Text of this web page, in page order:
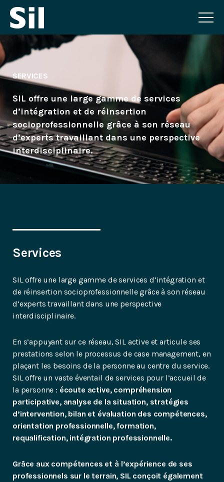
SERVICES
SIL offre une large gamme de services
d’intégration et de réinsertion
socioprofessionnelle grâce à son réseau
d’experts travaillant dans une perspective
interdisciplinaire.
Services
SIL offre une large gamme de services d’intégration et
de réinsertion socioprofessionnelle grâce à son réseau
d’experts travaillant dans une perspective
interdisciplinaire.
En s’appuyant sur ce réseau, SIL active et articule ses
prestations selon le processus de case management, en
plaçant les besoins de la personne au centre du service.
SIL offre un vaste éventail de services pour l’accueil de
la personne : écoute active, compréhension
participative, analyse de la situation, stratégies
d’intervention, bilan et évaluation des compétences,
orientation professionnelle, formation,
requalification, intégration professionnelle.
Grâce aux compétences et à l’expérience de ses
professionnels sur le terrain, SIL conçoit également